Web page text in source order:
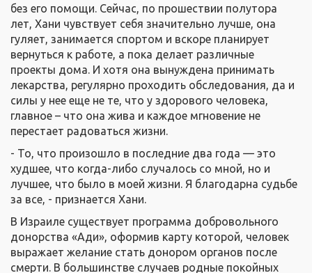
без его помощи. Сейчас, по прошествии полутора
лет, Хани чувствует себя значительно лучше, она
гуляет, занимается спортом и вскоре планирует
вернуться к работе, а пока делает различные
проекты дома. И хотя она вынуждена принимать
лекарства, регулярно проходить обследования, да и
силы у нее еще не те, что у здорового человека,
главное – что она жива и каждое мгновение не
перестает радоваться жизни.
- То, что произошло в последние два года — это
худшее, что когда-либо случалось со мной, но и
лучшее, что было в моей жизни. Я благодарна судьбе
за все, - признается Хани.
В Израиле существует программа добровольного
донорства «Ади», оформив карту которой, человек
выражает желание стать донором органов после
смерти. В большинстве случаев родные покойных